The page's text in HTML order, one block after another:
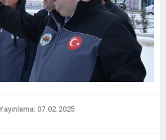
07.02.2025